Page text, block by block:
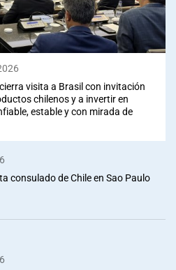
visita a Brasil con invitación
chilenos y a invertir en
estable y con mirada de
consulado de Chile en Sao Paulo